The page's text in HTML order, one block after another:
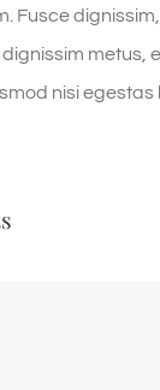
Fusce
metus,
nisi egestas